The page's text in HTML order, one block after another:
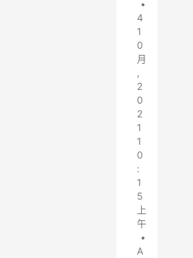
•
4
1
0
月
,
2
0
2
1
1
0
:
1
5
上
午
•
A